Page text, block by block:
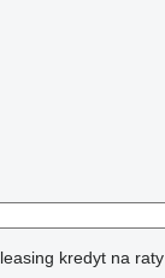
leasing kredyt na raty